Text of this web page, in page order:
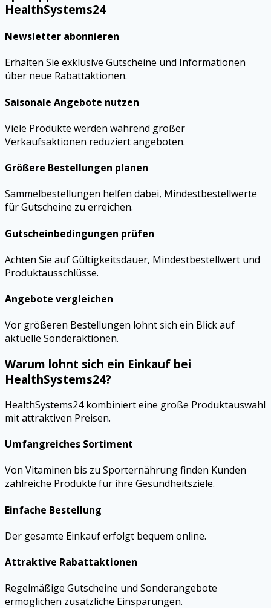
HealthSystems24
Newsletter abonnieren
Erhalten Sie exklusive Gutscheine und Informationen
über neue Rabattaktionen.
Saisonale Angebote nutzen
Viele Produkte werden während großer
Verkaufsaktionen reduziert angeboten.
Größere Bestellungen planen
Sammelbestellungen helfen dabei, Mindestbestellwerte
für Gutscheine zu erreichen.
Gutscheinbedingungen prüfen
Achten Sie auf Gültigkeitsdauer, Mindestbestellwert und
Produktausschlüsse.
Angebote vergleichen
Vor größeren Bestellungen lohnt sich ein Blick auf
aktuelle Sonderaktionen.
Warum lohnt sich ein Einkauf bei
HealthSystems24?
HealthSystems24 kombiniert eine große Produktauswahl
mit attraktiven Preisen.
Umfangreiches Sortiment
Von Vitaminen bis zu Sporternährung finden Kunden
zahlreiche Produkte für ihre Gesundheitsziele.
Einfache Bestellung
Der gesamte Einkauf erfolgt bequem online.
Attraktive Rabattaktionen
Regelmäßige Gutscheine und Sonderangebote
ermöglichen zusätzliche Einsparungen.